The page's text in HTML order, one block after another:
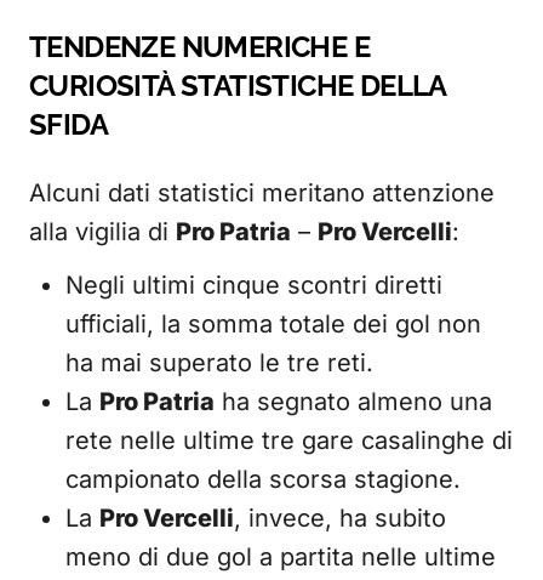
TENDENZE NUMERICHE E
CURIOSITÀ STATISTICHE DELLA
SFIDA
Alcuni dati statistici meritano attenzione
alla vigilia di Pro Patria – Pro Vercelli:
Negli ultimi cinque scontri diretti
ufficiali, la somma totale dei gol non
ha mai superato le tre reti.
La Pro Patria ha segnato almeno una
rete nelle ultime tre gare casalinghe di
campionato della scorsa stagione.
La Pro Vercelli, invece, ha subito
meno di due gol a partita nelle ultime